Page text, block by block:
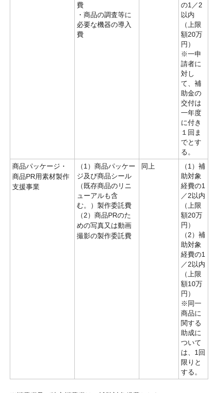
費
・商品の調査等に
必要な機器の導入
費
の1／2
以内
（上限
額20万
円）
※一申
請者に
対し
て、補
助金の
交付は
一年度
に付き
１回ま
でとす
る。
商品パッケージ・
商品PR用素材製作
支援事業
（1）商品パッケー
ジ及び商品シール
（既存商品のリニ
ューアルも含
む。）製作委託費
（2）商品PRのた
めの写真又は動画
撮影の製作委託費
同上
（1）補
助対象
経費の1
／2以内
（上限
額20万
円）
（2）補
助対象
経費の1
／2以内
（上限
額10万
円）
※同一
商品に
関する
助成に
ついて
は、1回
限りと
する。